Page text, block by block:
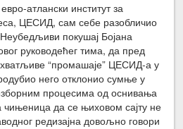
атлански институт за
ЦЕСИД, сам себе разобличио
покушај Бојана
руководећег тима, да пред
“промашаје” ЦЕСИД-а у
него отклонио сумње у
процесима од оснивања
да се њиховом сајту не
редизајна довољно говори